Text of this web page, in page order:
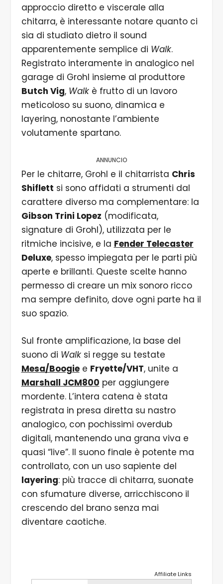
approccio diretto e viscerale alla
chitarra, è interessante notare quanto ci
sia di studiato dietro il sound
apparentemente semplice di Walk.
Registrato interamente in analogico nel
garage di Grohl insieme al produttore
Butch Vig, Walkè frutto di un lavoro
meticoloso su suono, dinamica e
layering, nonostante l’ambiente
volutamente spartano.
ANNUNCIO
Per le chitarre, Grohl e il chitarrista Chris
Shiflett si sono affidati a strumenti dal
carattere diverso ma complementare: la
Gibson Trini Lopez (modificata,
signature di Grohl), utilizzata per le
ritmiche incisive, e la Fender Telecaster
Deluxe, spesso impiegata per le parti più
aperte e brillanti. Queste scelte hanno
permesso di creare un mix sonoro ricco
ma sempre definito, dove ogni parte ha il
suo spazio.
Sul fronte amplificazione, la base del
suono di Walksi regge su testate
Mesa/Boogiee Fryette/VHT, unite a
Marshall JCM800 per aggiungere
mordente. L’intera catena è stata
registrata in presa diretta su nastro
analogico, con pochissimi overdub
digitali, mantenendo una grana viva e
quasi “live”. Il suono finale è potente ma
controllato, con un uso sapiente del
layering: più tracce di chitarra, suonate
con sfumature diverse, arricchiscono il
crescendo del brano senza mai
diventare caotiche.
Affiliate Links